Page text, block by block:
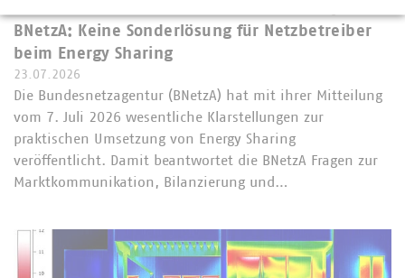
BNetzA: Keine Sonderlösung für Netzbetreiber
beim Energy Sharing
23.07.2026
Die Bundesnetzagentur (BNetzA) hat mit ihrer Mitteilung
vom 7. Juli 2026 wesentliche Klarstellungen zur
praktischen Umsetzung von Energy Sharing
veröffentlicht. Damit beantwortet die BNetzA Fragen zur
Marktkommunikation, Bilanzierung und…